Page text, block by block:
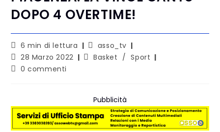
DOPO 4 OVERTIME!
6 min di lettura
asso_tv
28 Marzo 2022
Basket / Sport
0 commenti
Pubblicità